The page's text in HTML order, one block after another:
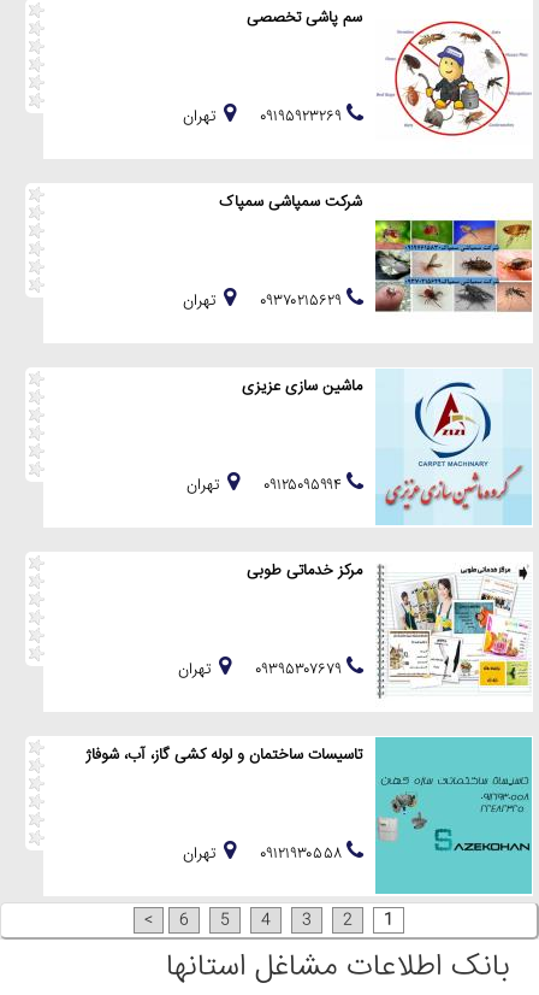
سم پاشی تخصصی
تهران
شرکت سمپاشی سمپاک
تهران
ماشین سازی عزیزی
تهران
مرکز خدماتی طوبی
تهران
تاسیسات ساختمان و لوله کشی گاز، آب، شوفاژ
تهران
1
2
3
4
5
6
>
بانک اطلاعات مشاغل استانها